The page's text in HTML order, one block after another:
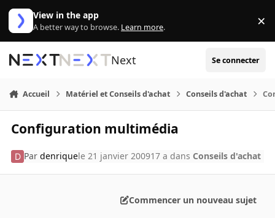
Aller au contenu
View in the app
A better way to browse. Learn more. ×
Next Se connecter
Accueil Matériel et Conseils d'achat Conseils d'achat
Configuration multimédia
Pardenriquele 21 janvier 200917 a dans Conseils d'achat
Commencer un nouveau sujet